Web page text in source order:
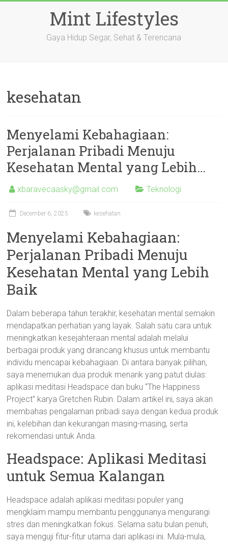
Mint Lifestyles
Gaya Hidup Segar, Sehat & Terencana
kesehatan
Menyelami Kebahagiaan:
Perjalanan Pribadi Menuju
Kesehatan Mental yang Lebih…
xbaravecaasky@gmail.com Teknologi
December 6, 2025 kesehatan
Menyelami Kebahagiaan:
Perjalanan Pribadi Menuju
Kesehatan Mental yang Lebih
Baik
Dalam beberapa tahun terakhir, kesehatan mental semakin
mendapatkan perhatian yang layak. Salah satu cara untuk
meningkatkan kesejahteraan mental adalah melalui
berbagai produk yang dirancang khusus untuk membantu
individu mencapai kebahagiaan. Di antara banyak pilihan,
saya menemukan dua produk menarik yang patut diulas:
aplikasi meditasi Headspace dan buku “The Happiness
Project” karya Gretchen Rubin. Dalam artikel ini, saya akan
membahas pengalaman pribadi saya dengan kedua produk
ini, kelebihan dan kekurangan masing-masing, serta
rekomendasi untuk Anda.
Headspace: Aplikasi Meditasi
untuk Semua Kalangan
Headspace adalah aplikasi meditasi populer yang
mengklaim mampu membantu penggunanya mengurangi
stres dan meningkatkan fokus. Selama satu bulan penuh,
saya menguji fitur-fitur utama dari aplikasi ini. Mula-mula,